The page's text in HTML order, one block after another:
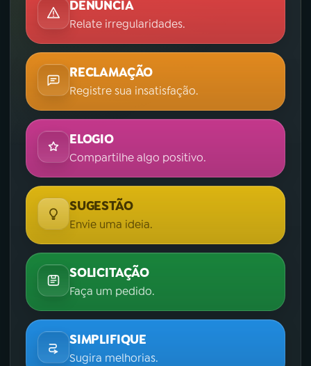
DENÚNCIA
Relate irregularidades.
RECLAMAÇÃO
Registre sua insatisfação.
ELOGIO
Compartilhe algo positivo.
SUGESTÃO
Envie uma ideia.
SOLICITAÇÃO
Faça um pedido.
SIMPLIFIQUE
Sugira melhorias.